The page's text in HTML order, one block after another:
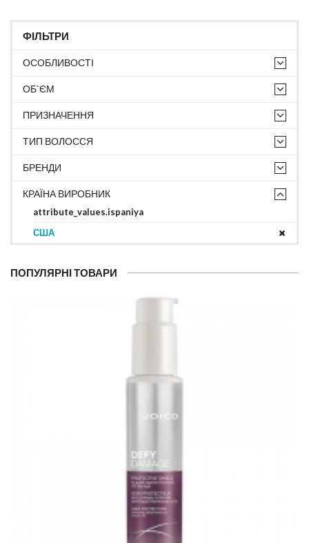
ФІЛЬТРИ
ОСОБЛИВОСТІ
ОБ`ЄМ
ПРИЗНАЧЕННЯ
ТИП ВОЛОССЯ
БРЕНДИ
КРАЇНА ВИРОБНИК
attribute_values.ispaniya
США
ПОПУЛЯРНІ ТОВАРИ